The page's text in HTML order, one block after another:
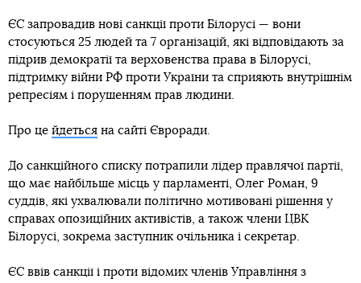
ЄС запровадив нові санкції проти Білорусі — вони
стосуються 25 людей та 7 організацій, які відповідають за
підрив демократії та верховенства права в Білорусі,
підтримку війни РФ проти України та сприяють внутрішнім
репресіям і порушенням прав людини.
Про це йдеться на сайті Євроради.
До санкційного списку потрапили лідер правлячої партії,
що має найбільше місць у парламенті, Олег Роман, 9
суддів, які ухвалювали політично мотивовані рішення у
справах опозиційних активістів, а також члени ЦВК
Білорусі, зокрема заступник очільника і секретар.
ЄС ввів санкції і проти відомих членів Управління з